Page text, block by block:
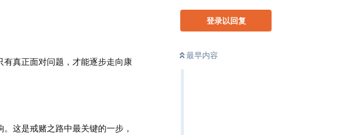
登录以回复
最早内容
真正面对问题，才能逐步走向康
这是戒赌之路中最关键的一步，